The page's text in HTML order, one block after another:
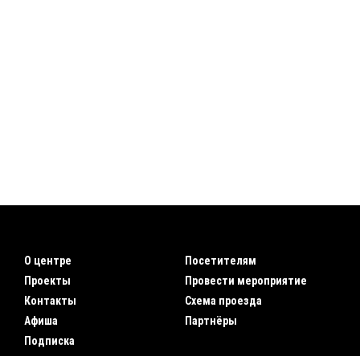
О центре
Проекты
Контакты
Афиша
Подписка
Посетителям
Провести мероприятие
Схема проезда
Партнёры